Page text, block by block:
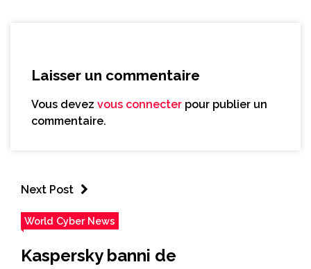
Laisser un commentaire
Vous devez vous connecter pour publier un
commentaire.
Next Post
World Cyber News
Kaspersky banni de